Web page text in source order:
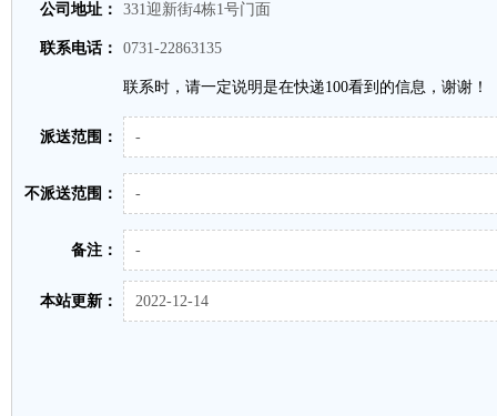
公司地址： 331迎新街4栋1号门面
联系电话： 0731-22863135
联系时，请一定说明是在快递100看到的信息，谢谢！
派送范围： -
不派送范围： -
备注： -
本站更新： 2022-12-14